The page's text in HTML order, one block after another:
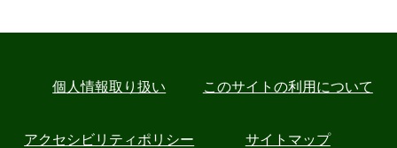
個⼈情報取り扱い このサイトの利用について
アクセシビリティポリシー サイトマップ